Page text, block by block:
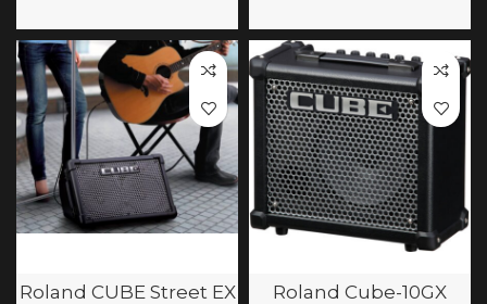
Roland CUBE Street EX Roland Cube-10GX